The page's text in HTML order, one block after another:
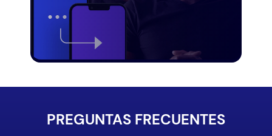
PREGUNTAS FRECUENTES